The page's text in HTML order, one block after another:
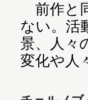
前作と
ない。活
景、人々
変化や人